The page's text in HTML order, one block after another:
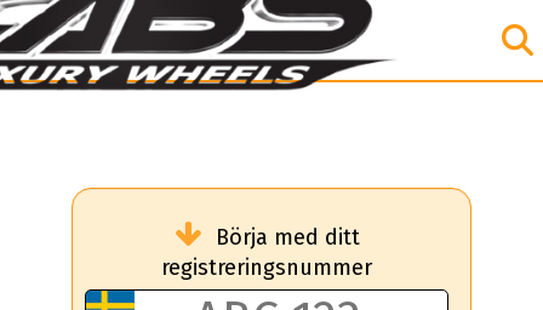
Börja med ditt
registreringsnummer